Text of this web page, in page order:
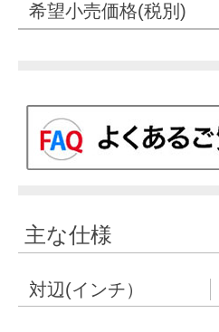
希望小売価格(税別)
主な仕様
対辺(インチ）